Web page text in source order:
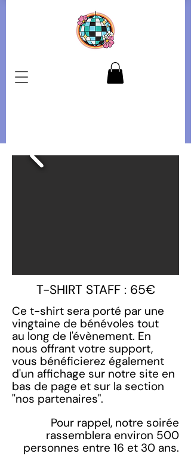
T-SHIRT STAFF : 65€
Ce t-shirt sera porté par une
vingtaine de bénévoles tout
au long de l'évènement. En
nous offrant votre support,
vous bénéficierez également
d'un affichage sur notre site en
bas de page et sur la section
''nos partenaires".
Pour rappel, notre soirée
rassemblera environ 500
personnes entre 16 et 30 ans.